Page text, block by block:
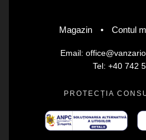
Magazin • Contul
Email:
Tel: +40 742
PROTECȚIA